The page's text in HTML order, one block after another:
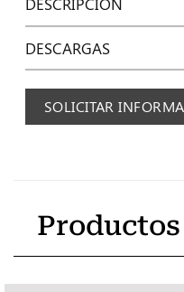
DESCARGAS
SOLICITAR